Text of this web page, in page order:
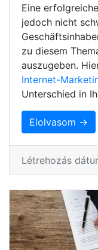
Eine
jedoch nicht
zu diesem
auszugeben.
Internet-
Unterschied in
Elolvasom →
Létrehozás